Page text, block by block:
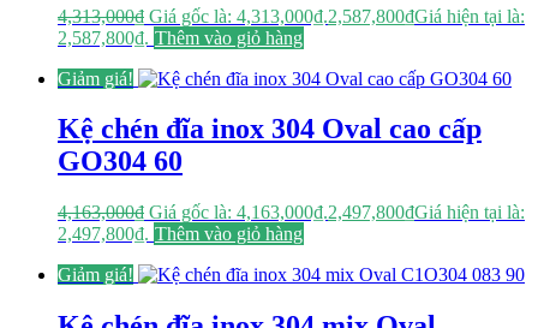
4,313,000₫ Giá gốc là: 4,313,000₫.2,587,800₫Giá hiện tại là:
2,587,800₫. Thêm vào giỏ hàng
Giảm giá!
Kệ chén đĩa inox 304 Oval cao cấp
GO304 60
4,163,000₫ Giá gốc là: 4,163,000₫.2,497,800₫Giá hiện tại là:
2,497,800₫. Thêm vào giỏ hàng
Giảm giá!